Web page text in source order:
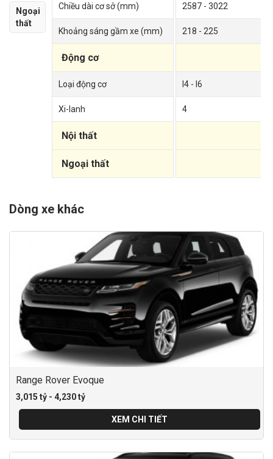
Ngoại
thất
Chiều dài cơ sở (mm)
Khoảng sáng gầm xe (mm)
Động cơ
Loại động cơ
Xi-lanh
Nội thất
Ngoại thất
2587 - 3022
218 - 225
I4 - I6
4
Dòng xe khác
Range Rover Evoque
3,015 tỷ - 4,230 tỷ
XEM CHI TIẾT